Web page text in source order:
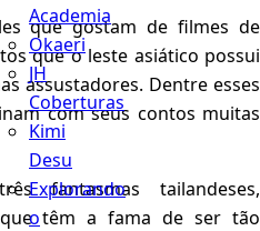
Academia
Okaeri
JH
Coberturas
Kimi
Desu
Explorando
o
que gostam de filmes de
que o leste asiático possui
assustadores. Dentre esses
com seus contos muitas
fantasmas tailandeses,
têm a fama de ser tão